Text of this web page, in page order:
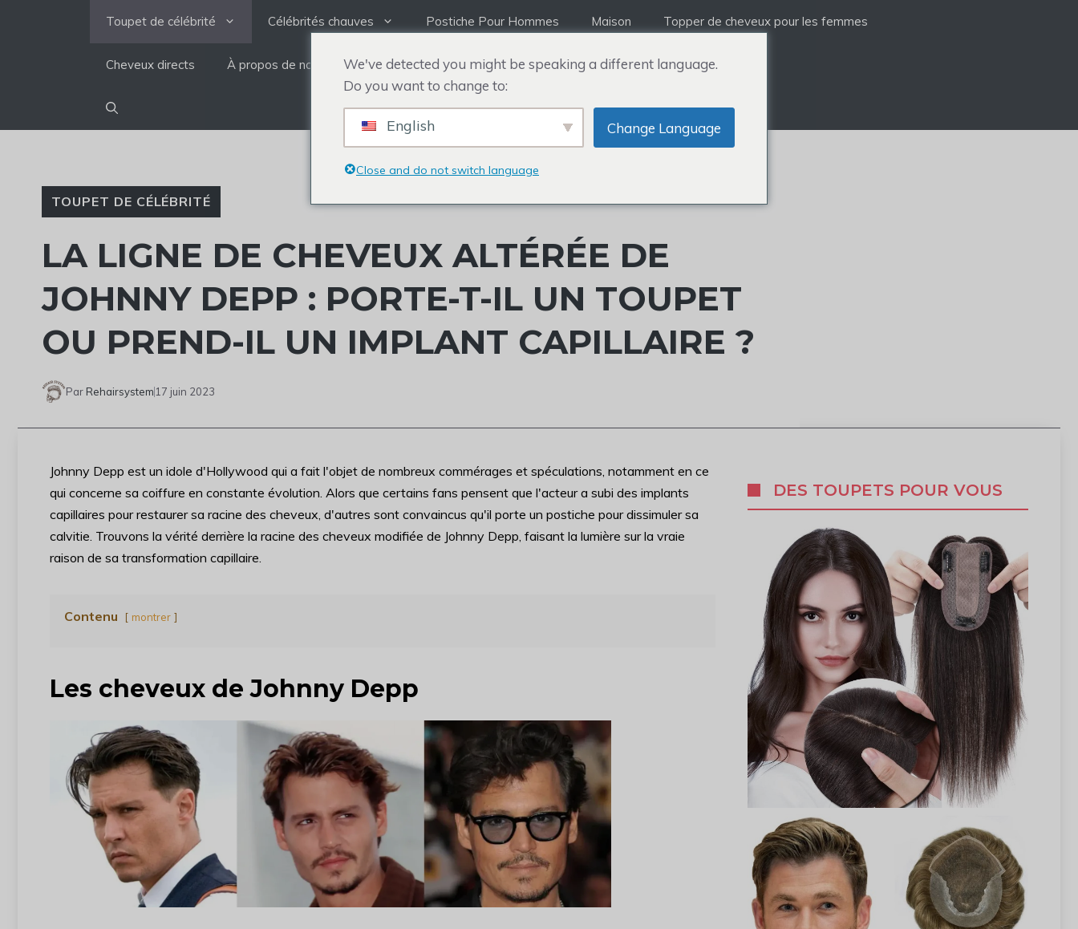
Toupet de célébrité Célébrités chauves Postiche Pour Hommes Maison Topper de cheveux pour les femmes
Cheveux directs À propos de nous
TOUPET DE CÉLÉBRITÉ
LA LIGNE DE CHEVEUX ALTÉRÉE DE
JOHNNY DEPP : PORTE-T-IL UN TOUPET
OU PREND-IL UN IMPLANT CAPILLAIRE ?
Par Rehairsystem 17 juin 2023
Johnny Depp est un idole d'Hollywood qui a fait l'objet de nombreux commérages et spéculations, notamment en ce
qui concerne sa coiffure en constante évolution. Alors que certains fans pensent que l'acteur a subi des implants
capillaires pour restaurer sa racine des cheveux, d'autres sont convaincus qu'il porte un postiche pour dissimuler sa
calvitie. Trouvons la vérité derrière la racine des cheveux modifiée de Johnny Depp, faisant la lumière sur la vraie
raison de sa transformation capillaire.
Contenu montrer
Les cheveux de Johnny Depp
DES TOUPETS POUR VOUS
We've detected you might be speaking a different language.
Do you want to change to:
English Change Language
Close and do not switch language